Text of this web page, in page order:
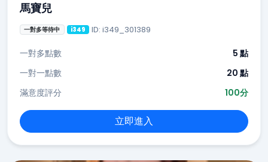
馬寶兒
一對多等待中 i349 ID: i349_301389
一對多點數
5 點
一對一點數
20 點
滿意度評分
100分
立即進入